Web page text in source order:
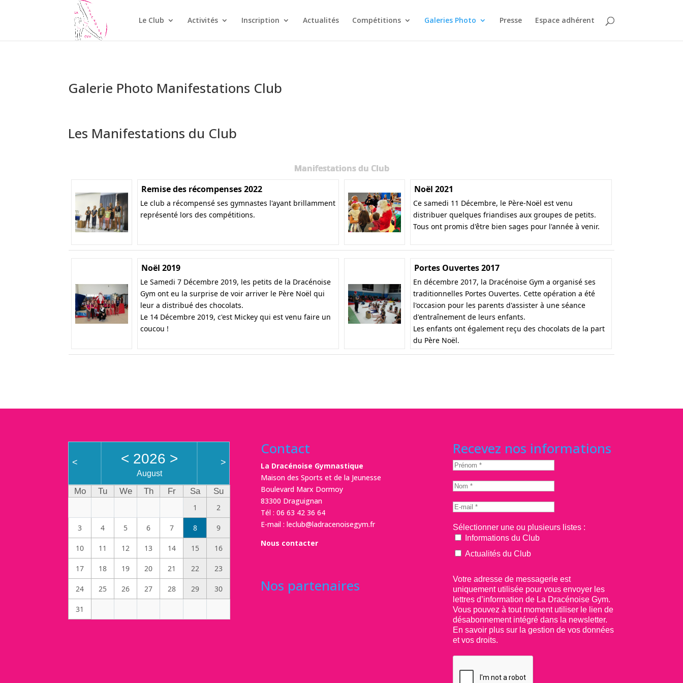
Le Club Activités Inscription Actualités Compétitions Galeries Photo Presse Espace adhérent
Galerie Photo Manifestations Club
Les Manifestations du Club
Manifestations du Club
Remise des récompenses 2022
Le club a récompensé ses gymnastes l'ayant brillamment
représenté lors des compétitions.
Noël 2021
Ce samedi 11 Décembre, le Père-Noël est venu
distribuer quelques friandises aux groupes de petits.
Tous ont promis d'être bien sages pour l'année à venir.
Noël 2019
Le Samedi 7 Décembre 2019, les petits de la Dracénoise
Gym ont eu la surprise de voir arriver le Père Noël qui
leur a distribué des chocolats.
Le 14 Décembre 2019, c'est Mickey qui est venu faire un
coucou !
Portes Ouvertes 2017
En décembre 2017, la Dracénoise Gym a organisé ses
traditionnelles Portes Ouvertes. Cette opération a été
l'occasion pour les parents d'assister à une séance
d'entraînement de leurs enfants.
Les enfants ont également reçu des chocolats de la part
du Père Noël.
< < 2026 >
August
>
Mo Tu We Th Fr Sa
Su
1
2
3 4 5 6 7 8 9
10 11 12 13 14 15 16
17 18 19 20 21 22 23
24 25 26 27 28 29 30
31
Contact
La Dracénoise Gymnastique
Maison des Sports et de la Jeunesse
Boulevard Marx Dormoy
83300 Draguignan
Tél : 06 63 42 36 64
E-mail : leclub@ladracenoisegym.fr
Nous contacter
Nos partenaires
Recevez nos informations
Sélectionner une ou plusieurs listes :
Informations du Club
Actualités du Club
Votre adresse de messagerie est
uniquement utilisée pour vous envoyer les
lettres d’information de La Dracénoise Gym.
Vous pouvez à tout moment utiliser le lien de
désabonnement intégré dans la newsletter.
En savoir plus sur la gestion de vos données
et vos droits.